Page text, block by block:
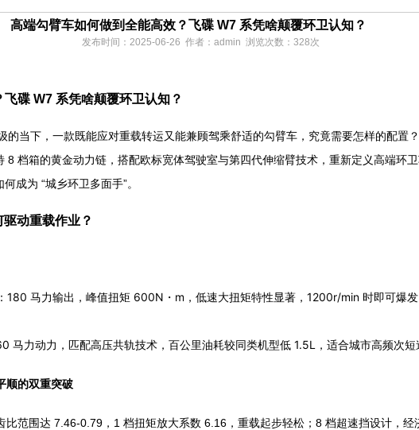
高端勾臂车如何做到全能高效？飞碟 W7 系凭啥颠覆环卫认知？
发布时间：2025-06-26 作者：admin 浏览次数： 328次
碟 W7 系凭啥颠覆环卫认知？
的当下，一款既能应对重载转运又能兼顾驾乘舒适的勾臂车，究竟需要怎样的配置
8 档箱的黄金动力链，搭配欧标宽体驾驶室与第四代伸缩臂技术，重新定义高端环
成为 “城乡环卫多面手”。
动重载作业？
180 马力输出，峰值扭矩 600N・m，低速大扭矩特性显著，1200r/min 时即可爆
马力动力，匹配高压共轨技术，百公里油耗较同类机型低 1.5L，适合城市高频次短
顺的双重突破
比范围达 7.46-0.79，1 档扭矩放大系数 6.16，重载起步轻松；8 档超速挡设计，